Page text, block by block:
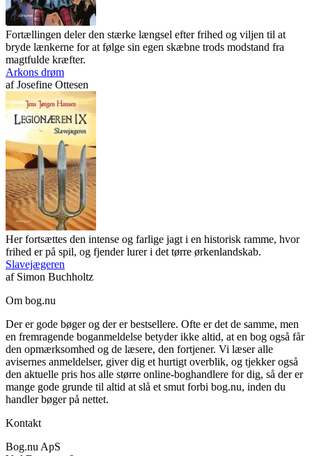
Fortællingen deler den stærke længsel efter frihed og viljen til at
bryde lænkerne for at følge sin egen skæbne trods modstand fra
magtfulde kræfter.
Arkons drøm
afJosefine Ottesen
Her fortsættes den intense og farlige jagt i en historisk ramme, hvor
frihed er på spil, og fjender lurer i det tørre ørkenlandskab.
Slavejægeren
af Simon Buchholtz
Om bog.nu
Der er gode bøger og der er bestsellere. Ofte er det de samme, men
en fremragende boganmeldelse betyder ikke altid, at en bog også får
den opmærksomhed og de læsere, den fortjener. Vi læser alle
avisernes anmeldelser, giver dig et hurtigt overblik, og tjekker også
den aktuelle pris hos alle større online-boghandlere for dig, så der er
mange gode grunde til altid at slå et smut forbi bog.nu, inden du
handler bøger på nettet.
Kontakt
Bog.nu ApS